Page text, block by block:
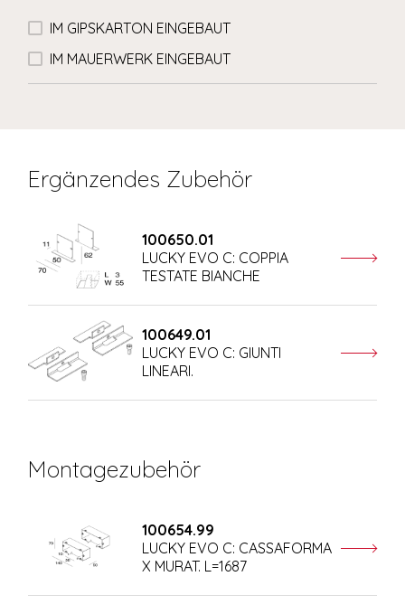
IM GIPSKARTON EINGEBAUT
IM MAUERWERK EINGEBAUT
Ergänzendes Zubehör
100650.01
LUCKY EVO C: COPPIA
TESTATE BIANCHE
100649.01
LUCKY EVO C: GIUNTI
LINEARI.
Montagezubehör
100654.99
LUCKY EVO C: CASSAFORMA
X MURAT. L=1687